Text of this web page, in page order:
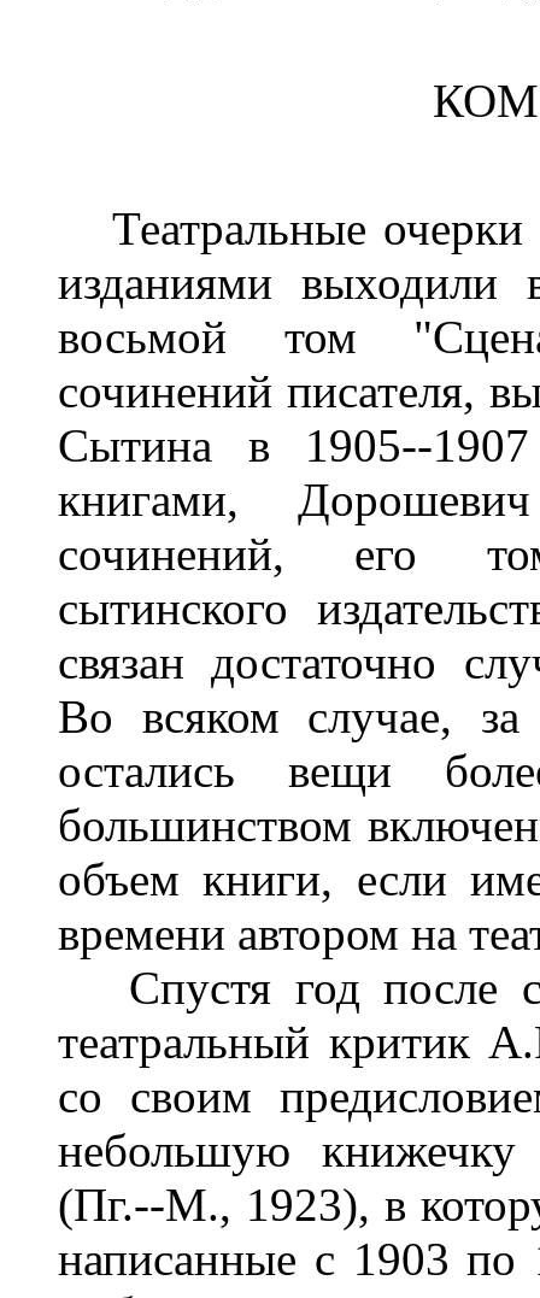
Театральные
изданиями выходили
восьмой том
сочинений писателя,
Сытина в 1905--
книгами,
сочинений, его
сытинского
связан достаточно
Во всяком случае, за
остались вещи
большинством
объем книги, если
времени автором на
Спустя год после
театральный критик
со своим
небольшую книжечку
(Пг.--М., 1923), в
написанные с 1903